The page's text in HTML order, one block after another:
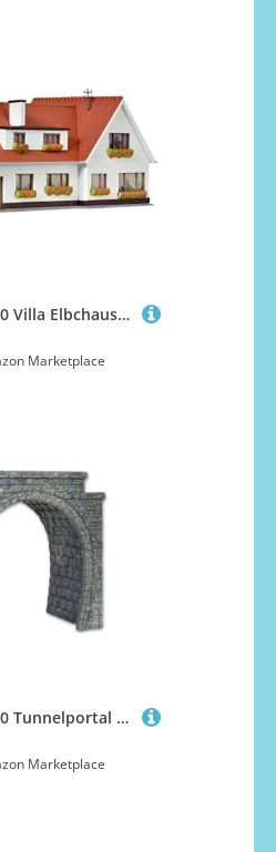
Kibri 38334 - H0 Villa Elbchaussee
Marketplace
Kibri 34103 - H0 Tunnelportal 1-gleisig
Marketplace